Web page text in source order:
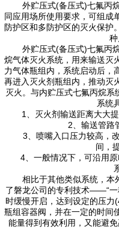
外贮压式(备压式)七氟丙烷
同应用场所使用要求，可组成
防护区和多防护区的灭火保护
种
外贮压式(备压式)七氟丙烷
烷气体灭火系统，用来输送灭
力气体瓶组内，系统启动后，
再进入灭火剂瓶组内，推动灭
灭火。与内贮压式七氟丙烷系
系统
1、灭火剂输送距离大大提
2、输送管路管
3、喷嘴入口压力较高，改
间，
4、一般情况下，可沿用原
相比于其他类似系统，本
了磐龙公司的专利技术——“一
时缓慢开启，达到设定的压力
瓶组容器阀，并在一定的时间
能量得到有效利用，又能避